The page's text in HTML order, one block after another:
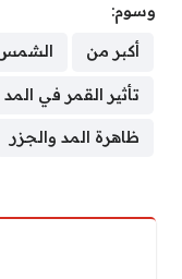
وسوم:
أكبر من
تأثير القمر في
ظاهرة المد والجزر